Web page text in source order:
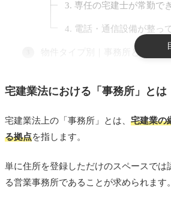
3. 専任の宅建士が常勤で
4. 電話・通信設備が整っ
物件タイプ別｜事務所として使
マンションの一室で不動産会社
要件を満たすために必要な設備
ト
登記住所と事務所の住所は一致
宅建業免許の事務所要件件に関
宅建業法における「事務所」とは
宅建業法上の「事務所」とは、 宅建業の
る拠点を指します。
単に住所を登録しただけのスペースでは
る営業事務所であることが求められます。